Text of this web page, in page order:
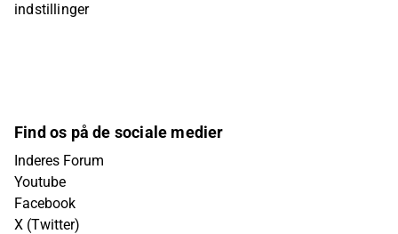
indstillinger
Find os på de sociale medier
Inderes Forum
Youtube
Facebook
X (Twitter)